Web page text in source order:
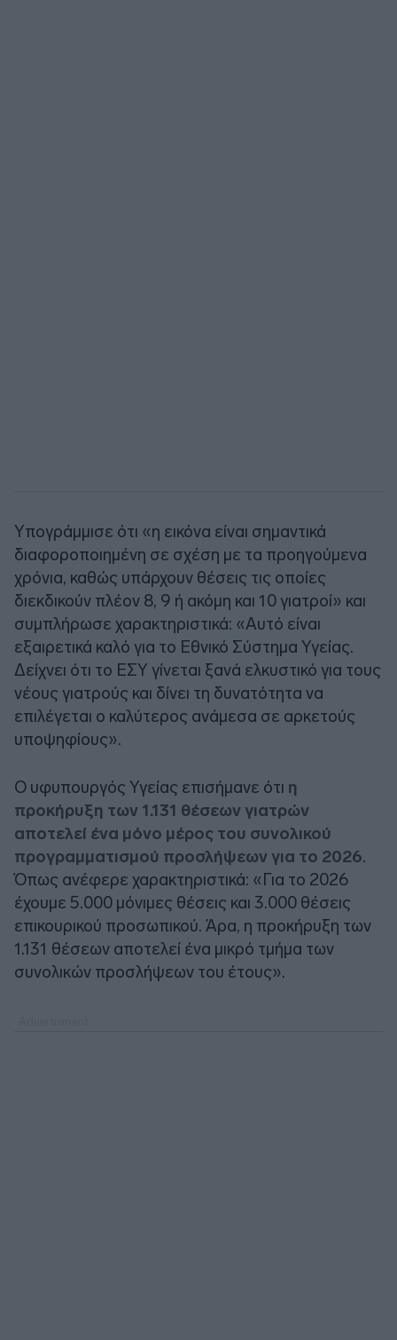
Υπογράμμισε ότι «η εικόνα είναι σημαντικά
διαφοροποιημένη σε σχέση με τα προηγούμενα
χρόνια, καθώς υπάρχουν θέσεις τις οποίες
διεκδικούν πλέον 8, 9 ή ακόμη και 10 γιατροί» και
συμπλήρωσε χαρακτηριστικά: «Αυτό είναι
εξαιρετικά καλό για το Εθνικό Σύστημα Υγείας.
Δείχνει ότι το ΕΣΥ γίνεται ξανά ελκυστικό για τους
νέους γιατρούς και δίνει τη δυνατότητα να
επιλέγεται ο καλύτερος ανάμεσα σε αρκετούς
υποψηφίους».
Ο υφυπουργός Υγείας επισήμανε ότι η
προκήρυξη των 1.131 θέσεων γιατρών
αποτελεί ένα μόνο μέρος του συνολικού
προγραμματισμού προσλήψεων για το 2026.
Όπως ανέφερε χαρακτηριστικά: «Για το 2026
έχουμε 5.000 μόνιμες θέσεις και 3.000 θέσεις
επικουρικού προσωπικού. Άρα, η προκήρυξη των
1.131 θέσεων αποτελεί ένα μικρό τμήμα των
συνολικών προσλήψεων του έτους».